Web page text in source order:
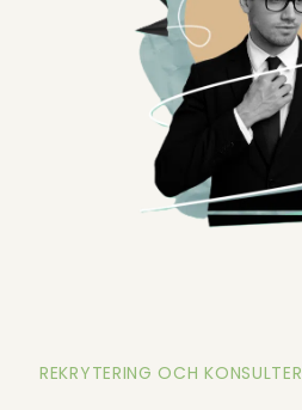
REKRYTERING OCH KONSULTER